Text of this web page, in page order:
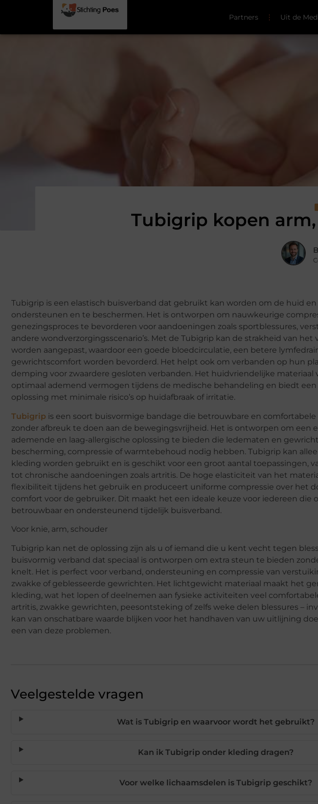
Partners Uit de
Tubigrip kopen
Tubigrip is een elastisch buisverband dat gebruikt kan worden om de huid
ondersteunen en te beschermen. Het is ontworpen om nauwkeurige
genezingsproces te bevorderen voor aandoeningen zoals sportblessures,
andere wondverzorgingsscenario’s. Met de Tubigrip kan de strakheid van
worden aangepast, waardoor een goede bloedcirculatie, een betere
gewrichtscomfort worden bevorderd. Het helpt ook om verbanden op hun
demping voor zwaardere gesloten verbanden. Het huidvriendelijke materiaal
optimaal ademend vermogen tijdens de medische behandeling en biedt
oplossing met minimale risico’s op huidafbraak of irritatie.
Tubigrip is een soort buisvormige bandage die betrouwbare en
zonder afbreuk te doen aan de bewegingsvrijheid. Het is ontworpen om een
ademende en laag-allergische oplossing te bieden die ledematen en
bescherming, compressie of warmtebehoud nodig hebben. Tubigrip kan
kleding worden gebruikt en is geschikt voor een groot aantal toepassingen,
tot chronische aandoeningen zoals artritis. De hoge elasticiteit van het
flexibiliteit tijdens het gebruik en produceert uniforme compressie over het
comfort voor de gebruiker. Dit maakt het een ideale keuze voor iedereen die
betrouwbaar en ondersteunend tijdelijk buisverband.
Voor knie, arm, schouder
Tubigrip kan net de oplossing zijn als u of iemand die u kent vecht tegen
buisvormig verband dat speciaal is ontworpen om extra steun te bieden
knelt. Het is perfect voor verband, ondersteuning en compressie van
zwakke of geblesseerde gewrichten. Het lichtgewicht materiaal maakt het
kleding, wat het lopen of deelnemen aan fysieke activiteiten veel
artritis, zwakke gewrichten, peesontsteking of zelfs weke delen blessures –
kan van onschatbare waarde blijken voor het handhaven van uw uitlijning
een van deze problemen.
Veelgestelde vragen
Wat is Tubigrip en waarvoor wordt het gebruikt?
Kan ik Tubigrip onder kleding dragen?
Voor welke lichaamsdelen is Tubigrip geschikt?